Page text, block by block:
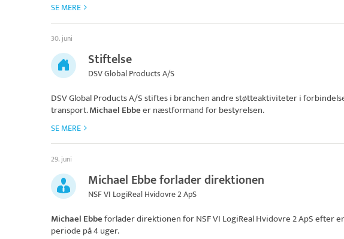
SE MERE
30. juni
Stiftelse
DSV Global Products A/S
DSV Global Products A/Sstiftes i branchen andre støtteaktiviteter i
transport.Michael Ebbeer næstformand for bestyrelsen.
SE MERE
29. juni
Michael Ebbe forlader direktionen
NSF VI LogiReal Hvidovre 2 ApS
Michael Ebbeforlader direktionen forNSF VI LogiReal Hvidovre 2 ApSefter
periode på 4 uger.